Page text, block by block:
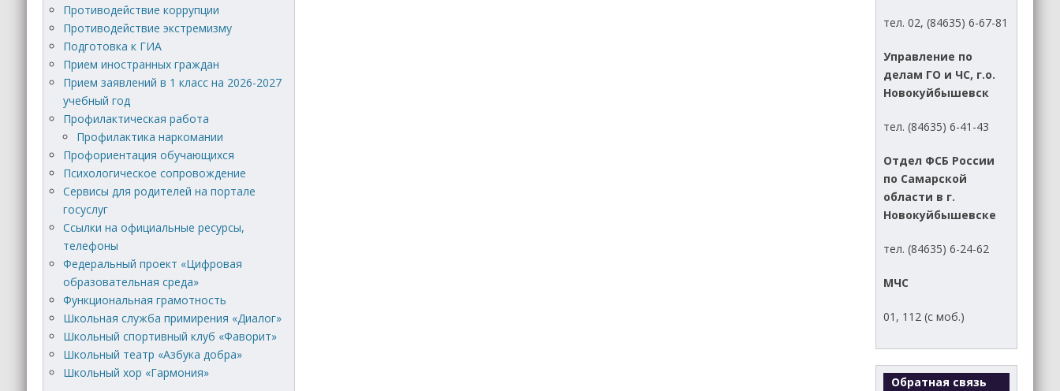
Противодействие коррупции
Противодействие экстремизму
Подготовка к ГИА
Прием иностранных граждан
Прием заявлений в 1 класс на 2026-2027
учебный год
Профилактическая работа
Профилактика наркомании
Профориентация обучающихся
Психологическое сопровождение
Сервисы для родителей на портале
госуслуг
Ссылки на официальные ресурсы,
телефоны
Федеральный проект «Цифровая
образовательная среда»
Функциональная грамотность
Школьная служба примирения «Диалог»
Школьный спортивный клуб «Фаворит»
Школьный театр «Азбука добра»
Школьный хор «Гармония»
тел. 02, (84635) 6-67-81
Управление по
делам ГО и ЧС, г.о.
Новокуйбышевск
тел. (84635) 6-41-43
Отдел ФСБ России
по Самарской
области в г.
Новокуйбышевске
тел. (84635) 6-24-62
МЧС
01, 112 (с моб.)
Обратная связь